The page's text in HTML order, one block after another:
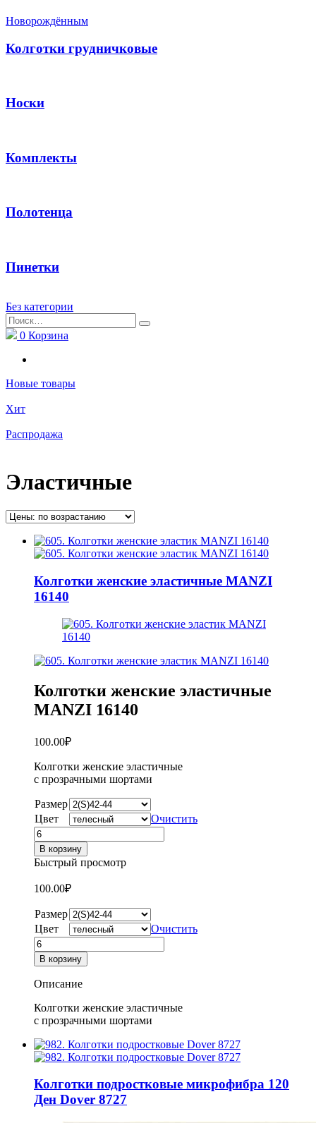
Новорождённым
Колготки грудничковые
Носки
Комплекты
Полотенца
Пинетки
Без категории
Найти:
0 Корзина
Новые товары
Хит
Распродажа
Эластичные
Колготки женские эластичные МANZI
16140
Колготки женские эластичные
МANZI 16140
100.00₽
Колготки женские эластичные
с прозрачными шортами
Размер
Цвет
Очистить
Количество
товара
Колготки
женские
эластичные
МANZI
16140
В корзину
Быстрый просмотр
100.00₽
Размер
Цвет
Очистить
Количество
товара
Колготки
женские
МANZI
16140
В корзину
Описание
Колготки женские эластичные
с прозрачными шортами
Колготки подростковые микрофибра 120
Ден Dover 8727